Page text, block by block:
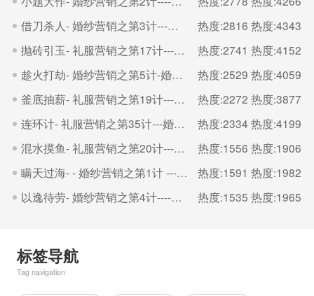
借刀杀人- 婚纱营销之第3计---婚纱礼服出租管理平台
热度:2816 热度:4343
抛砖引玉- 礼服营销之第17计---婚纱礼服出租管理平台
热度:2741 热度:4152
趁火打劫- 婚纱营销之第5计-婚纱礼服出租管理平台
热度:2529 热度:4059
釜底抽薪- 礼服营销之第19计---婚纱礼服出租管理平台
热度:2272 热度:3877
连环计- 礼服营销之第35计---婚纱礼服出租管理平台
热度:2334 热度:4199
混水摸鱼- 礼服营销之第20计---婚纱礼服出租管理平台
热度:1556 热度:1906
瞒天过海- - 婚纱营销之第1计 ---婚纱礼服出租管理平台
热度:1591 热度:1982
以逸待劳- 婚纱营销之第4计----婚纱礼服出租管理平台
热度:1535 热度:1965
标签导航
Tag navigation